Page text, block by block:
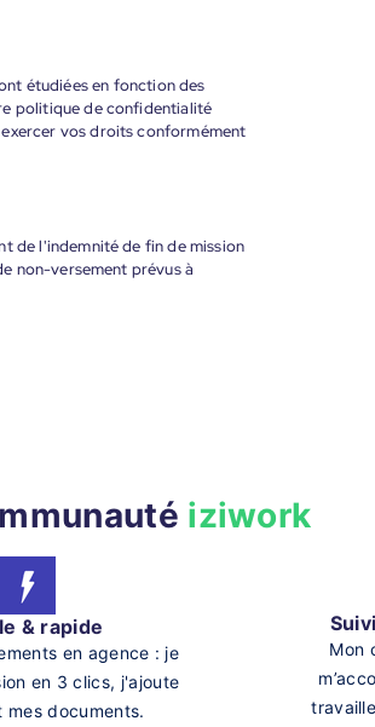
étudiées en fonction des
politique de confidentialité
vos droits conformément
de l'indemnité de fin de mission
non-versement prévus à
iziwork
& rapide
en agence : je
en 3 clics, j'ajoute
mes documents.
Mon